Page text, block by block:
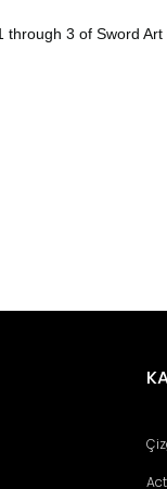
3 of Sword